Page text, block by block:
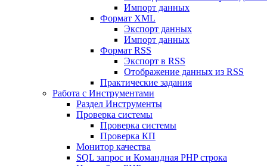
Импорт данных
Формат XML
Экспорт данных
Импорт данных
Формат RSS
Экспорт в RSS
Отображение данных из RSS
Практические задания
Работа с Инструментами
Раздел Инструменты
Проверка системы
Проверка системы
Проверка КП
Монитор качества
SQL запрос и Командная PHP строка